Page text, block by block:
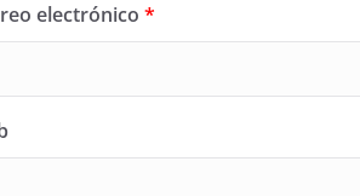
electrónico *